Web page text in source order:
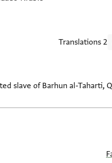
2 Translations
slave of Barhun al-Taharti,